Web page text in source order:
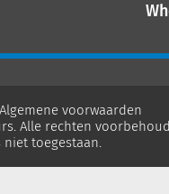
voorwaarden
Alle rechten
toegestaan.